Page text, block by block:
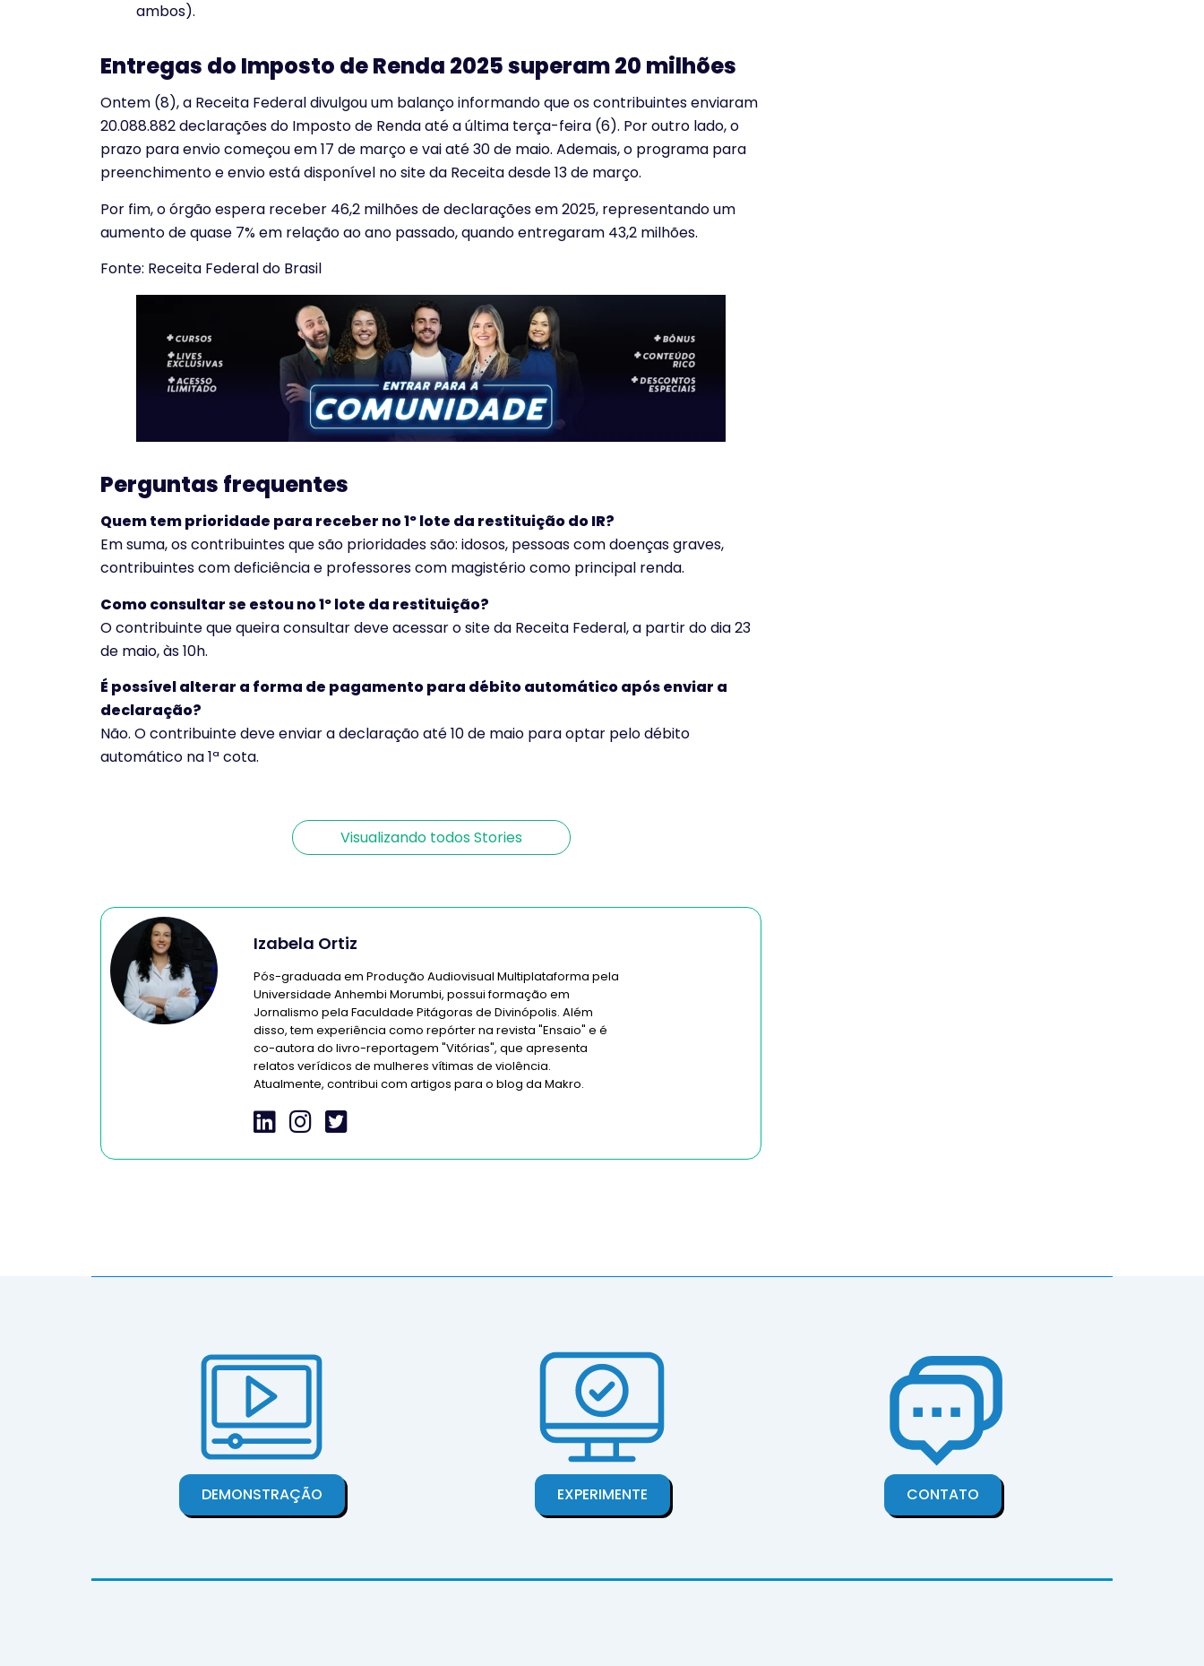
ambos).
Entregas do Imposto de Renda 2025 superam 20 milhões
Ontem (8), a Receita Federal divulgou um balanço informando que os contribuintes enviaram
20.088.882 declarações do Imposto de Renda até a última terça-feira (6). Por outro lado, o
prazo para envio começou em 17 de março e vai até 30 de maio. Ademais, o programa para
preenchimento e envio está disponível no site da Receita desde 13 de março.
Por fim, o órgão espera receber 46,2 milhões de declarações em 2025, representando um
aumento de quase 7% em relação ao ano passado, quando entregaram 43,2 milhões.
Fonte: Receita Federal do Brasil
Perguntas frequentes
Quem tem prioridade para receber no 1º lote da restituição do IR?
Em suma, os contribuintes que são prioridades são: idosos, pessoas com doenças graves,
contribuintes com deficiência e professores com magistério como principal renda.
Como consultar se estou no 1º lote da restituição?
O contribuinte que queira consultar deve acessar o site da Receita Federal, a partir do dia 23
de maio, às 10h.
É possível alterar a forma de pagamento para débito automático após enviar a
declaração?
Não. O contribuinte deve enviar a declaração até 10 de maio para optar pelo débito
automático na 1ª cota.
1º lote da restituição do IR 2025:
como consultar e quando cai na
conta
Restituição IR 2025: confira as
datas!
Visualizando todos Stories
Izabela Ortiz
Pós-graduada em Produção Audiovisual Multiplataforma pela
Universidade Anhembi Morumbi, possui formação em
Jornalismo pela Faculdade Pitágoras de Divinópolis. Além
disso, tem experiência como repórter na revista "Ensaio" e é
co-autora do livro-reportagem "Vitórias", que apresenta
relatos verídicos de mulheres vítimas de violência.
Atualmente, contribui com artigos para o blog da Makro.
DEMONSTRAÇÃO EXPERIMENTE CONTATO